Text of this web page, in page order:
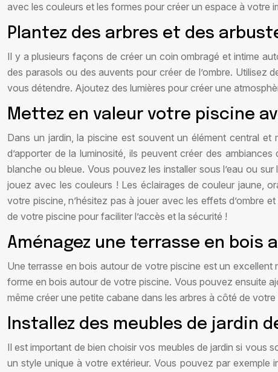
avec les couleurs et les formes pour créer un espace à votre
Plantez des arbres et des
Il y a plusieurs façons de créer un coin ombragé et intime
des parasols ou des auvents pour créer de l’ombre. Utilisez
vous détendre. Ajoutez des lumières pour créer une
Mettez en valeur votre piscine
Dans un jardin, la piscine est souvent un élément central
d’apporter de la luminosité, ils peuvent créer des
blanche ou bleue. Vous pouvez les installer sous l’eau ou
jouez avec les couleurs ! Les éclairages de couleur jaune,
votre piscine, n’hésitez pas à jouer avec les effets d’ombre
de votre piscine pour faciliter l’accès et la sécurité !
Aménagez une terrasse en bois
Une terrasse en bois autour de votre piscine est un excellent
forme en bois autour de votre piscine. Vous pouvez ensuite
même créer une petite cabane dans les arbres à côté de
Installez des meubles de jardin
Il est important de bien choisir vos meubles de jardin si vous
un style unique à votre extérieur. Vous pouvez par exemple